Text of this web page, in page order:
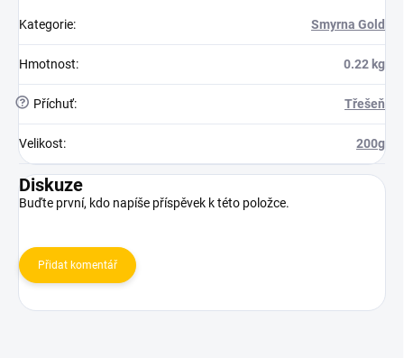
Kategorie: Smyrna Gold
Hmotnost: 0.22 kg
? Příchuť: Třešeň
Velikost: 200g
Diskuze
Buďte první, kdo napíše příspěvek k této položce.
Přidat komentář